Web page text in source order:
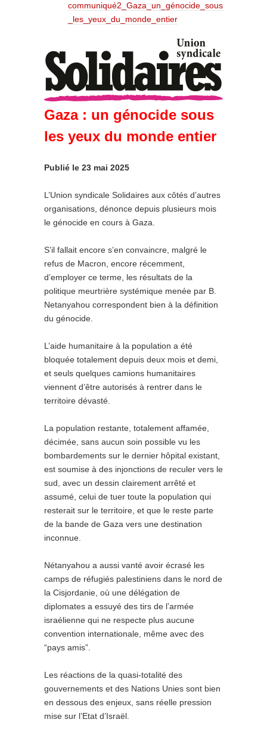
communiqué2_Gaza_un_génocide_sous
_les_yeux_du_monde_entier
Gaza : un génocide sous
les yeux du monde entier
Publié le 23 mai 2025
L’Union syndicale Solidaires aux côtés d’autres
organisations, dénonce depuis plusieurs mois
le génocide en cours à Gaza.
S’il fallait encore s’en convaincre, malgré le
refus de Macron, encore récemment,
d’employer ce terme, les résultats de la
politique meurtrière systémique menée par B.
Netanyahou correspondent bien à la définition
du génocide.
L’aide humanitaire à la population a été
bloquée totalement depuis deux mois et demi,
et seuls quelques camions humanitaires
viennent d’être autorisés à rentrer dans le
territoire dévasté.
La population restante, totalement affamée,
décimée, sans aucun soin possible vu les
bombardements sur le dernier hôpital existant,
est soumise à des injonctions de reculer vers le
sud, avec un dessin clairement arrêté et
assumé, celui de tuer toute la population qui
resterait sur le territoire, et que le reste parte
de la bande de Gaza vers une destination
inconnue.
Nétanyahou a aussi vanté avoir écrasé les
camps de réfugiés palestiniens dans le nord de
la Cisjordanie, où une délégation de
diplomates a essuyé des tirs de l’armée
israélienne qui ne respecte plus aucune
convention internationale, même avec des
“pays amis”.
Les réactions de la quasi-totalité des
gouvernements et des Nations Unies sont bien
en dessous des enjeux, sans réelle pression
mise sur l’Etat d’Israël.